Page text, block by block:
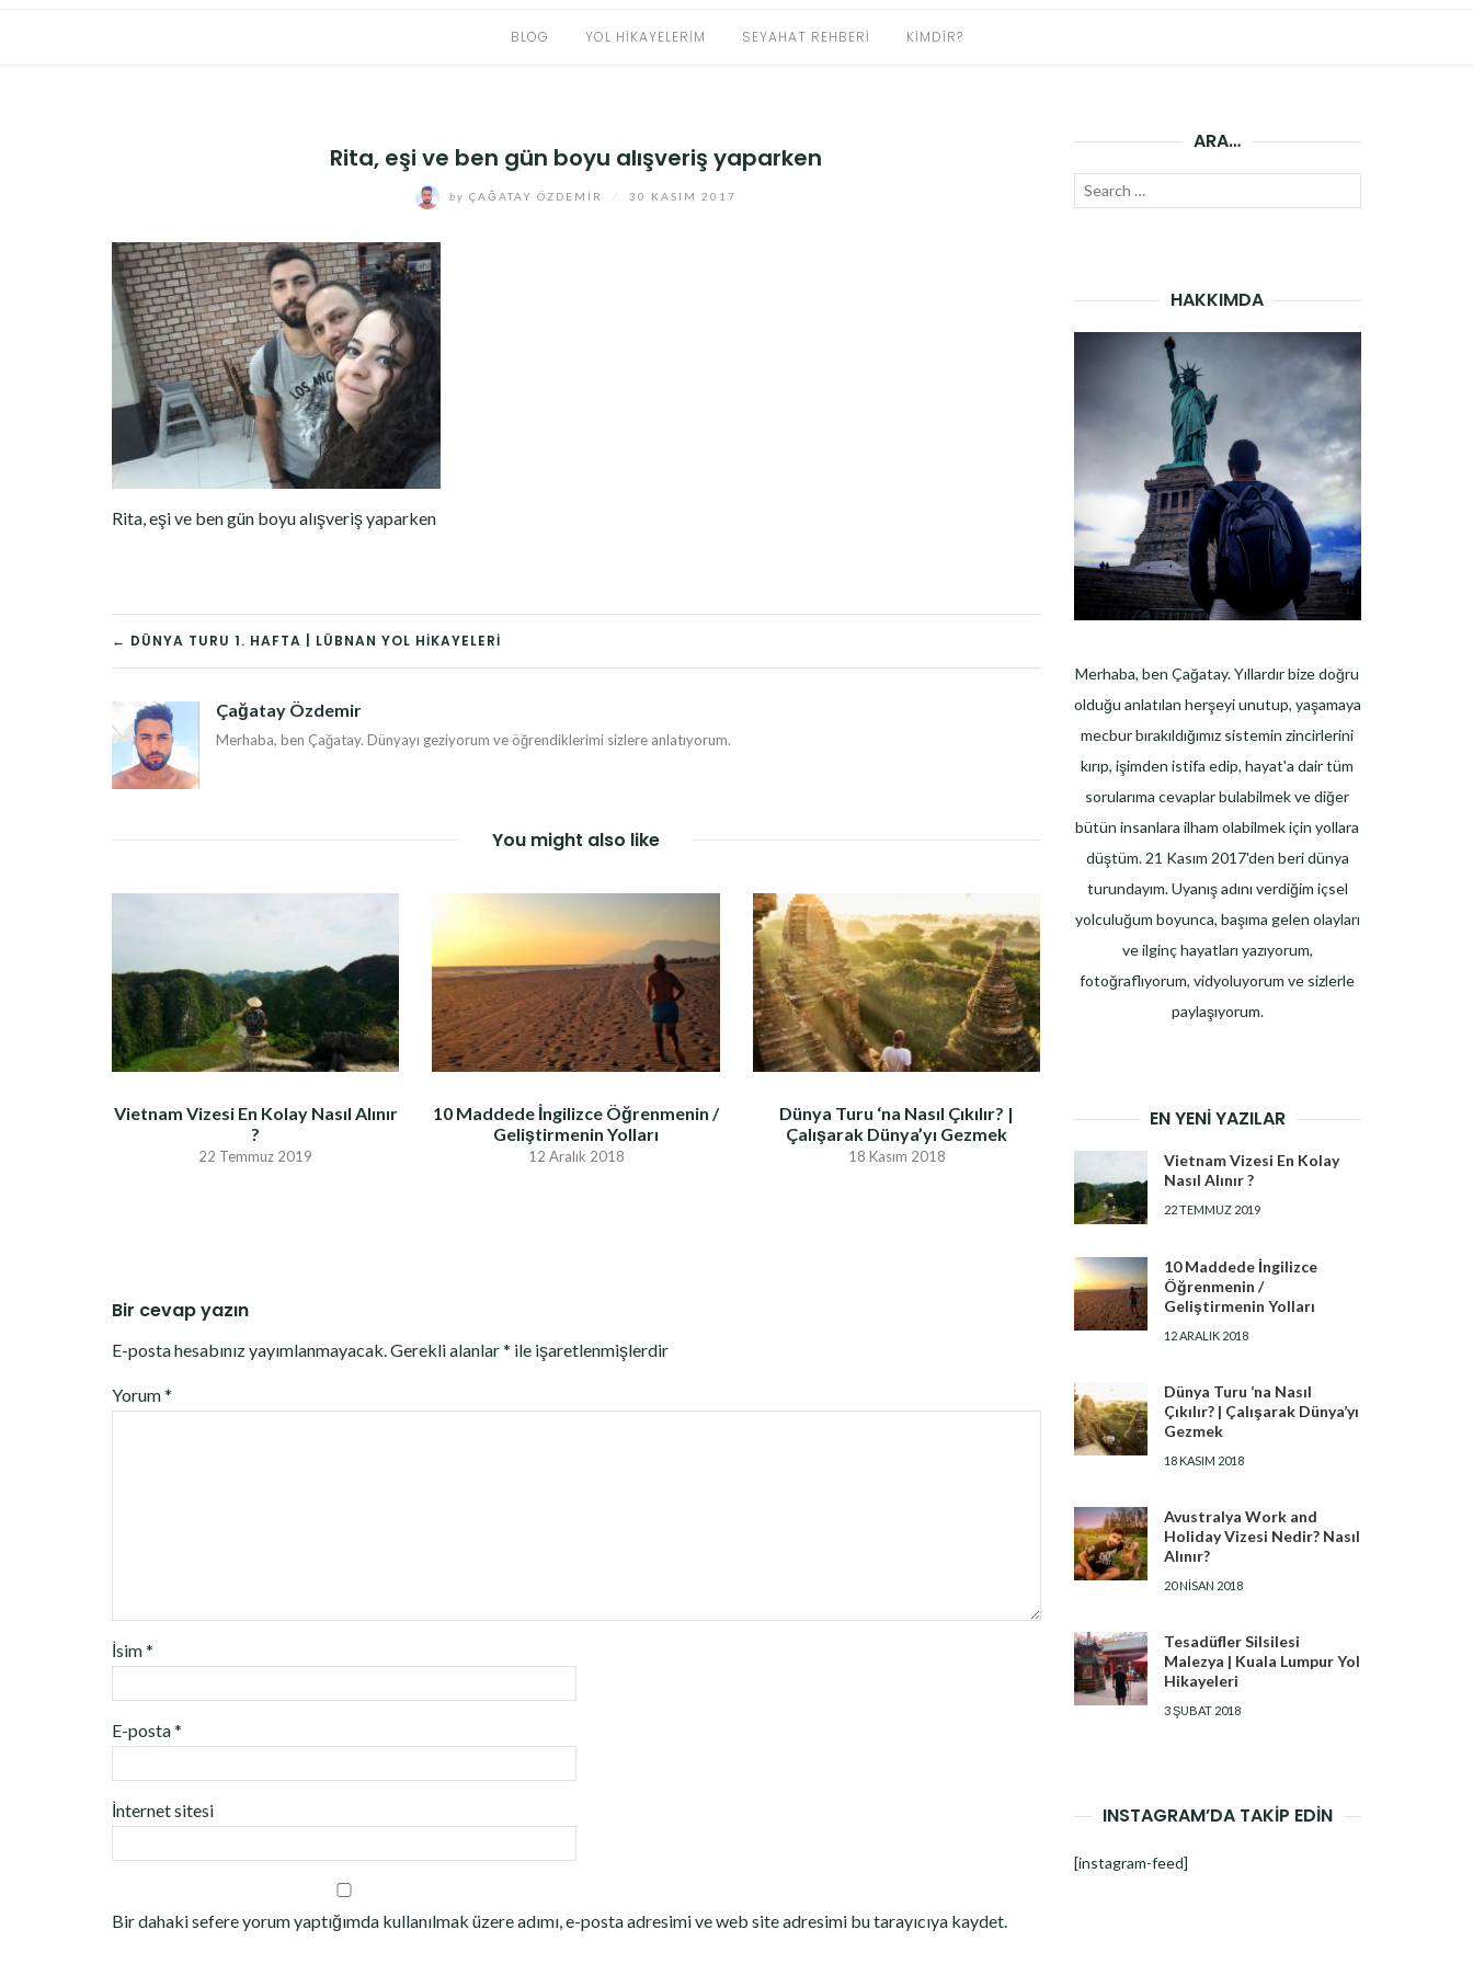
BLOG YOL HIKAYELERIM SEYAHAT REHBERI KIMDIR?
Rita, eşi ve ben gün boyu alışveriş yaparken
by ÇAĞATAY ÖZDEMIR 30 KASIM 2017
Rita, eşi ve ben gün boyu alışveriş yaparken
YAZI
DOLAŞIMI
← DÜNYA TURU 1. HAFTA | LÜBNAN YOL HIKAYELERI
Çağatay Özdemir
Merhaba, ben Çağatay. Dünyayı geziyorum ve öğrendiklerimi sizlere anlatıyorum.
You might also like
Vietnam Vizesi En Kolay Nasıl Alınır
?
22 Temmuz 2019
10 Maddede İngilizce Öğrenmenin /
Geliştirmenin Yolları
12 Aralık 2018
Dünya Turu ‘na Nasıl Çıkılır? |
Çalışarak Dünya’yı Gezmek
18 Kasım 2018
Bir cevap yazın
E-posta hesabınız yayımlanmayacak.Gerekli alanlar* ile işaretlenmişlerdir
Yorum*
İsim*
E-posta*
İnternet sitesi
Bir dahaki sefere yorum yaptığımda kullanılmak üzere adımı, e-posta adresimi ve web site adresimi bu tarayıcıya kaydet.
ARA…
Search
HAKKIMDA
Merhaba, ben Çağatay. Yıllardır bize doğru
olduğu anlatılan herşeyi unutup, yaşamaya
mecbur bırakıldığımız sistemin zincirlerini
kırıp, işimden istifa edip, hayat'a dair tüm
sorularıma cevaplar bulabilmek ve diğer
bütün insanlara ilham olabilmek için yollara
düştüm. 21 Kasım 2017'den beri dünya
turundayım. Uyanış adını verdiğim içsel
yolculuğum boyunca, başıma gelen olayları
ve ilginç hayatları yazıyorum,
fotoğraflıyorum, vidyoluyorum ve sizlerle
paylaşıyorum.
EN YENI YAZILAR
Vietnam Vizesi En Kolay
Nasıl Alınır ?
22 TEMMUZ 2019
10 Maddede İngilizce
Öğrenmenin /
Geliştirmenin Yolları
12 ARALIK 2018
Dünya Turu ‘na Nasıl
Çıkılır? | Çalışarak Dünya’yı
Gezmek
18 KASIM 2018
Avustralya Work and
Holiday Vizesi Nedir? Nasıl
Alınır?
20 NISAN 2018
Tesadüfler Silsilesi
Malezya | Kuala Lumpur Yol
Hikayeleri
3 ŞUBAT 2018
INSTAGRAM’DA TAKİP EDİN
[instagram-feed]